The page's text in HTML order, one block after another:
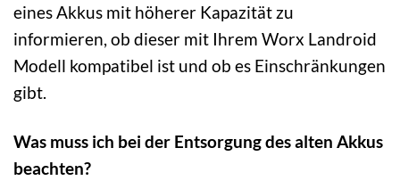
eines Akkus mit höherer Kapazität zu
informieren, ob dieser mit Ihrem Worx Landroid
Modell kompatibel ist und ob es Einschränkungen
gibt.
Was muss ich bei der Entsorgung des alten Akkus
beachten?